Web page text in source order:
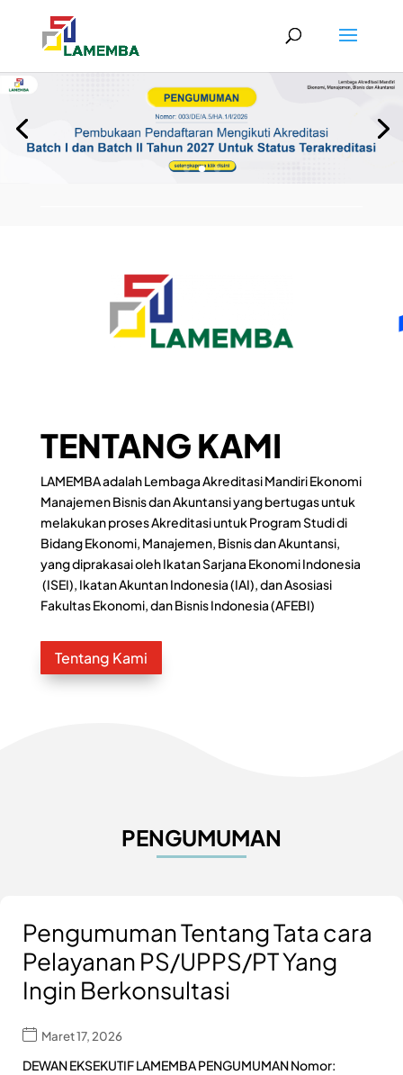
TENTANG KAMI
LAMEMBA adalah Lembaga Akreditasi Mandiri Ekonomi
Manajemen Bisnis dan Akuntansi yang bertugas untuk
melakukan proses Akreditasi untuk Program Studi di
Bidang Ekonomi, Manajemen, Bisnis dan Akuntansi,
yang diprakasai oleh Ikatan Sarjana Ekonomi Indonesia
(ISEI), Ikatan Akuntan Indonesia (IAI), dan Asosiasi
Fakultas Ekonomi, dan Bisnis Indonesia (AFEBI)
Tentang Kami
PENGUMUMAN
Pengumuman Tentang Tata cara
Pelayanan PS/UPPS/PT Yang
Ingin Berkonsultasi
Maret 17, 2026
DEWAN EKSEKUTIF LAMEMBA PENGUMUMAN Nomor: